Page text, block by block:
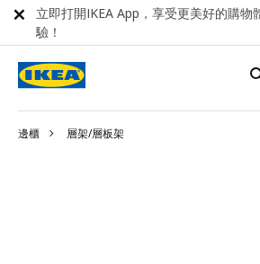
邊櫃 層架/層板架
立即打開IKEA App，享受更美好的購物
驗！